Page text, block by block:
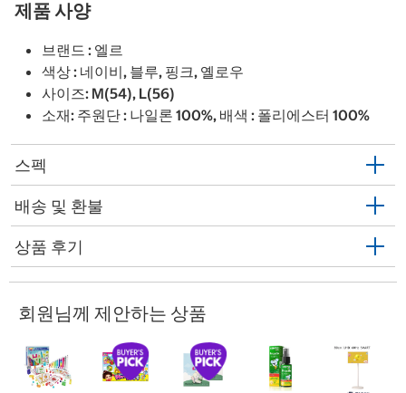
제품 사양
브랜드 : 엘르
색상 : 네이비, 블루, 핑크, 옐로우
사이즈: M(54), L(56)
소재: 주원단 : 나일론 100%, 배색 : 폴리에스터 100%
스펙
배송 및 환불
상품 후기
회원님께 제안하는 상품